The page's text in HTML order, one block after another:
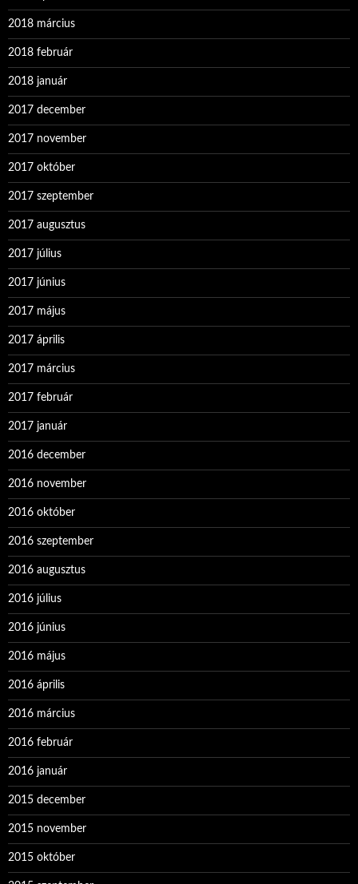
2018 március
2018 február
2018 január
2017 december
2017 november
2017 október
2017 szeptember
2017 augusztus
2017 július
2017 június
2017 május
2017 április
2017 március
2017 február
2017 január
2016 december
2016 november
2016 október
2016 szeptember
2016 augusztus
2016 július
2016 június
2016 május
2016 április
2016 március
2016 február
2016 január
2015 december
2015 november
2015 október